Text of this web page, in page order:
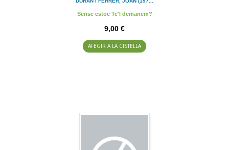
Sense estoc Te'l demanem?
9,00 €
AFEGIR A LA CISTELLA